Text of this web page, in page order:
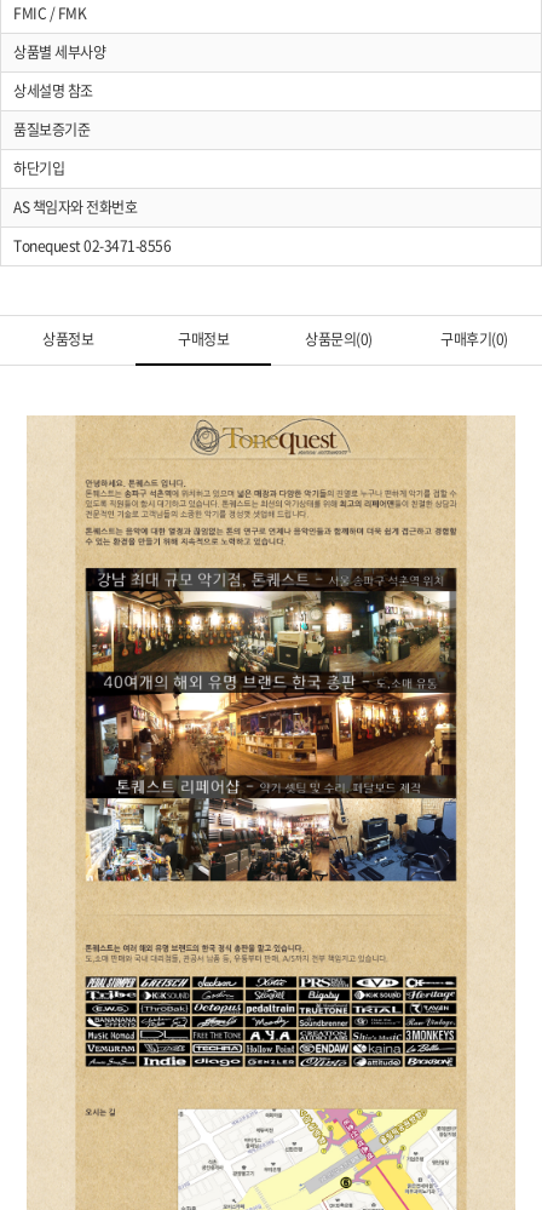
FMIC / FMK
상품별 세부사양
상세설명 참조
품질보증기준
하단기입
AS 책임자와 전화번호
Tonequest 02-3471-8556
상품정보 구매정보 상품문의(0) 구매후기(0)